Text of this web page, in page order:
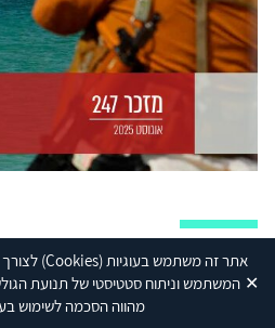
אתר זה משתמש בעוגיות(Cookies) לצורך
המשתמש וניתוח סטטיסטי של תנועת
מהווה הסכמה לשימוש
✕
פרסומים נוספים בנושא